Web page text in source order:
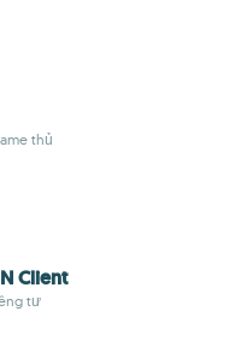
thủ
Client
tư